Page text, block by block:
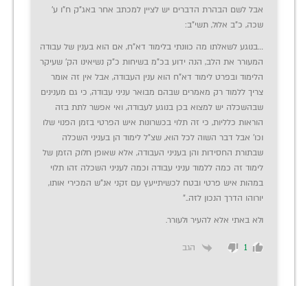
אבל לשם הבהרת הדברים יש לציין למכתב אחר באג"ק ח"ו ע'
שכה, כ"ב אלול, תשי"ב:
…בנוגע לשאלתו מה כוונתי בלימוד דא"ח, אם הוא בענין של עבודה
המעורר את הלב, הנה ידוע בכ"מ בשיחות כ"ק נשיאינו הק' שעיקר
הלימוד ובפרט לימוד דא"ח הוא ענין העבודה, אבל אין זה אומר
צריך ללמוד רק מאמרים שבהם מבואר עניני עבודה, כי גם מענינים
שבהשכלה יש למצוא בכן בנוגע לעבודה, ואי אפשר לתת בזה
הוראות כלליות, כי זה תלוי בכשרונות איש הפרטי בזמן הפנוי שלו
וכו' אבל דבר השוה לכל הוא, שצ"ל לימוד הן בעניני השכלה
שבתורת החסידות והן בעניני העבודה, אלא שאופן חלוק הזמן של
לימוד זה כמה ללמוד עניני עבודה וכמה לעניני השכלה זהו תלוי
במהות איש פרטי ובטח לכשיתייעץ עם זקני אנ"ש המכירי אותו,
יורוהו הדרך הנכון לזה.."
ולא באתי אלא להעיר ולעורר.
1 הגב